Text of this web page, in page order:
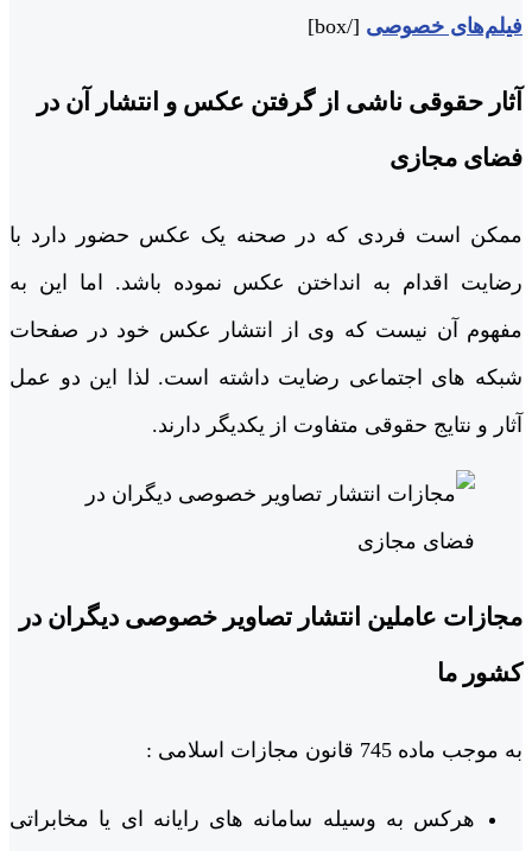
فیلم‌های خصوصی [/box]
آثار حقوقی ناشی از گرفتن عکس و انتشار آن در
فضای مجازی
ممکن است فردی که در صحنه یک عکس حضور دارد با
رضایت اقدام به انداختن عکس نموده باشد. اما این به
مفهوم آن نیست که وی از انتشار عکس خود در صفحات
شبکه های اجتماعی رضایت داشته است. لذا این دو عمل
آثار و نتایج حقوقی متفاوت از یکدیگر دارند.
مجازات عاملین انتشار تصاویر خصوصی دیگران در
کشور ما
به موجب ماده 745 قانون مجازات اسلامی :
هرکس به وسیله سامانه‎ های رایانه‎ ای یا مخابراتی